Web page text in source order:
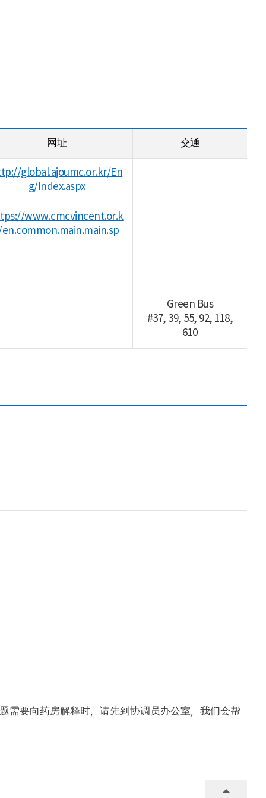
网址 交通
global.ajoumc.or.kr/En
g/Index.aspx
www.cmcvincent.or.k
en.common.main.main.sp
Green Bus
#37, 39, 55, 92, 118,
610
需要向药房解释时，请先到协调员办公室，我们会帮